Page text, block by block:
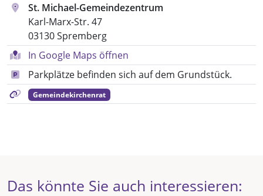
St. Michael-Gemeindezentrum
Karl-Marx-Str. 47
03130 Spremberg
In Google Maps öffnen
Parkplätze befinden sich auf dem Grundstück.
Gemeindekirchenrat
Das könnte Sie auch interessieren: